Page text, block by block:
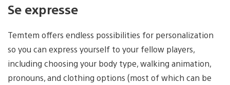
Se expresse
Temtem offers endless possibilities for personalization
so you can express yourself to your fellow players,
including choosing your body type, walking animation,
pronouns, and clothing options (most of which can be